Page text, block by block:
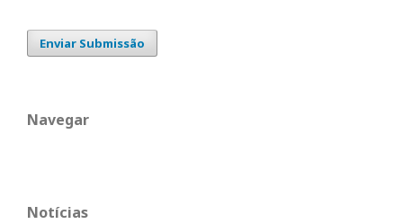
Enviar Submissão
Navegar
Notícias